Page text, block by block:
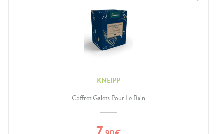
KNEIPP
Coffret Galets Pour Le Bain